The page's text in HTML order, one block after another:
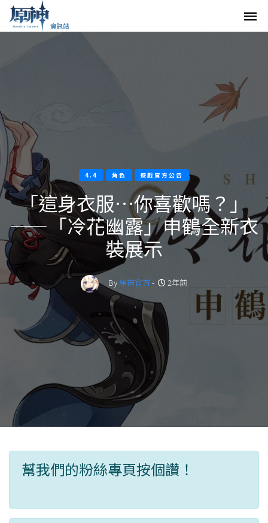
4.4 角色 遊戲官方公告
「這身衣服…你喜歡嗎？」
——「冷花幽露」申鶴全新衣
裝展示
By原神官方- 2年前
幫我們的粉絲專頁按個讚！